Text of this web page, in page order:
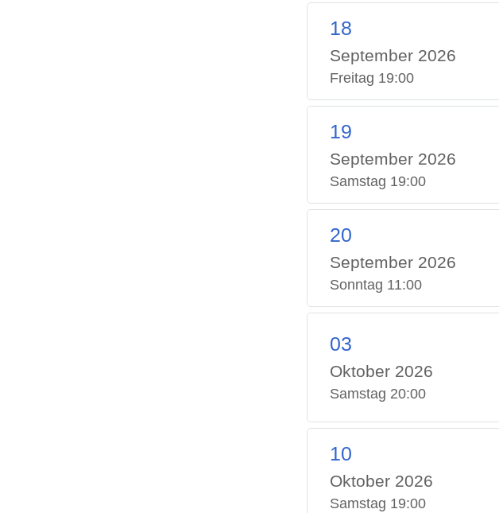
18
September 2026
Freitag 19:00
19
September 2026
Samstag 19:00
20
September 2026
Sonntag 11:00
03
Oktober 2026
Samstag 20:00
10
Oktober 2026
Samstag 19:00